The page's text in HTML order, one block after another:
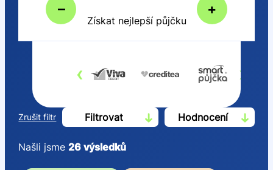
– +
Získat nejlepší půjčku
‹ ›
Zrušit filtr Filtrovat Hodnocení
Našli jsme26 výsledků